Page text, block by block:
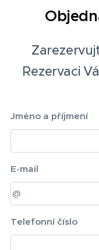
Rezervaci
Jméno a příjmení
E-mail
Telefonní číslo